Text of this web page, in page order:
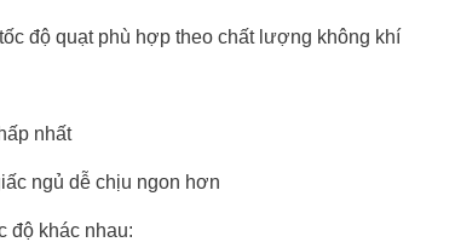
độ quạt phù hợp theo chất lượng không khí
nhất
ngủ dễ chịu ngon hơn
độ khác nhau: